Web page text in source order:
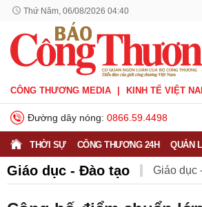
Thứ Năm, 06/08/2026 04:40
CÔNG THƯƠNG MEDIA KINH TẾ VIỆT
Đường dây nóng: 0866.59.4498
THỜI SỰ CÔNG THƯƠNG 24H QUẢN
Giáo dục - Đào tạo Giáo dục
Môi trường